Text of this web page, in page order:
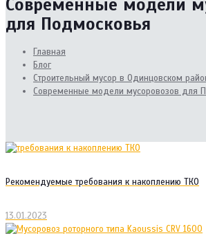
Современные модели
для Подмосковья
Главная
Блог
Cтроительный мусор в Одинцовском
Современные модели мусоровозов для
Рекомендуемые требования к накоплению ТКО
13.01.2023